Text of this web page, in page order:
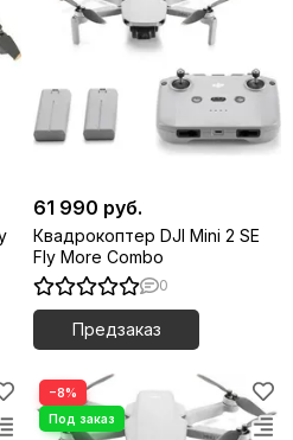
61 990 руб.
Квадрокоптер DJI Mini 2 SE
Fly More Combo
0
Предзаказ
−8%